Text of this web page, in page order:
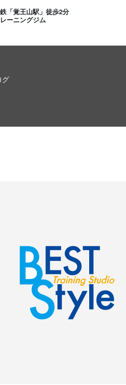
「覚王山駅」徒歩2分
ーニングジム
KIDSかけっこ
グ